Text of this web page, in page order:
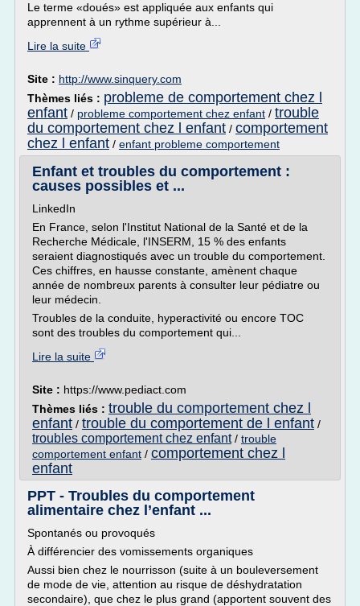
Le terme «doués» est appliquée aux enfants qui
apprennent à un rythme supérieur à...
Lire la suite
Site : http://www.sinquery.com
Thèmes liés : probleme de comportement chez l
enfant / probleme comportement chez enfant / trouble
du comportement chez l enfant / comportement
chez l enfant / enfant probleme comportement
Enfant et troubles du comportement :
causes possibles et ...
LinkedIn
En France, selon l'Institut National de la Santé et de la
Recherche Médicale, l'INSERM, 15 % des enfants
seraient diagnostiqués avec un trouble du comportement.
Ces chiffres, en hausse constante, amènent chaque
année de nombreux parents à consulter leur pédiatre ou
leur médecin.
Troubles de la conduite, hyperactivité ou encore TOC
sont des troubles du comportement qui...
Lire la suite
Site : https://www.pediact.com
Thèmes liés : trouble du comportement chez l
enfant / trouble du comportement de l enfant /
troubles comportement chez enfant/ trouble
comportement enfant / comportement chez l
enfant
PPT - Troubles du comportement
alimentaire chez l’enfant ...
Spontanés ou provoqués
À différencier des vomissements organiques
Aussi bien chez le nourrisson (suite à un bouleversement
de mode de vie, attention au risque de déshydratation
secondaire), que chez le plus grand (apportent souvent des